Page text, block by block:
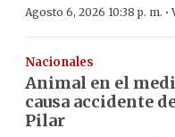
Agosto 6, 2026 10:38 p. m. ·
Nacionales
Animal en el
causa accidente
Pilar